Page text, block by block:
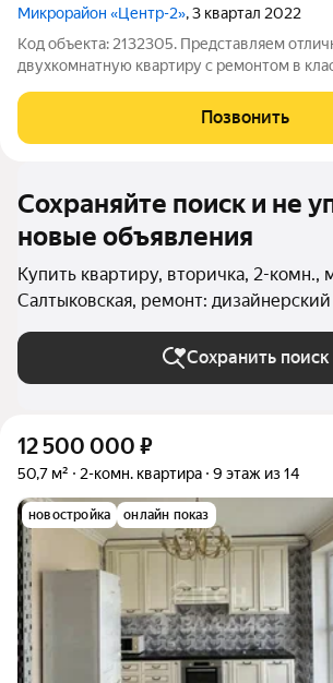
Микрорайон «Центр-2», 3 квартал 2022
Код объекта: 2132305. Представляем
двухкомнатную квартиру с ремонтом в
Балашиха! Описание квартиры: Квартира
видовом 17 этаже, есть 2 новых
Позвонить
Сохраняйте поиск и не
новые объявления
Купить квартиру, вторичка, 2-комн.,
Салтыковская, ремонт:
Сохранить поиск
12 500 000 ₽
50,7 м² 2-комн. квартира 9 этаж из 14
новостройка онлайн показ